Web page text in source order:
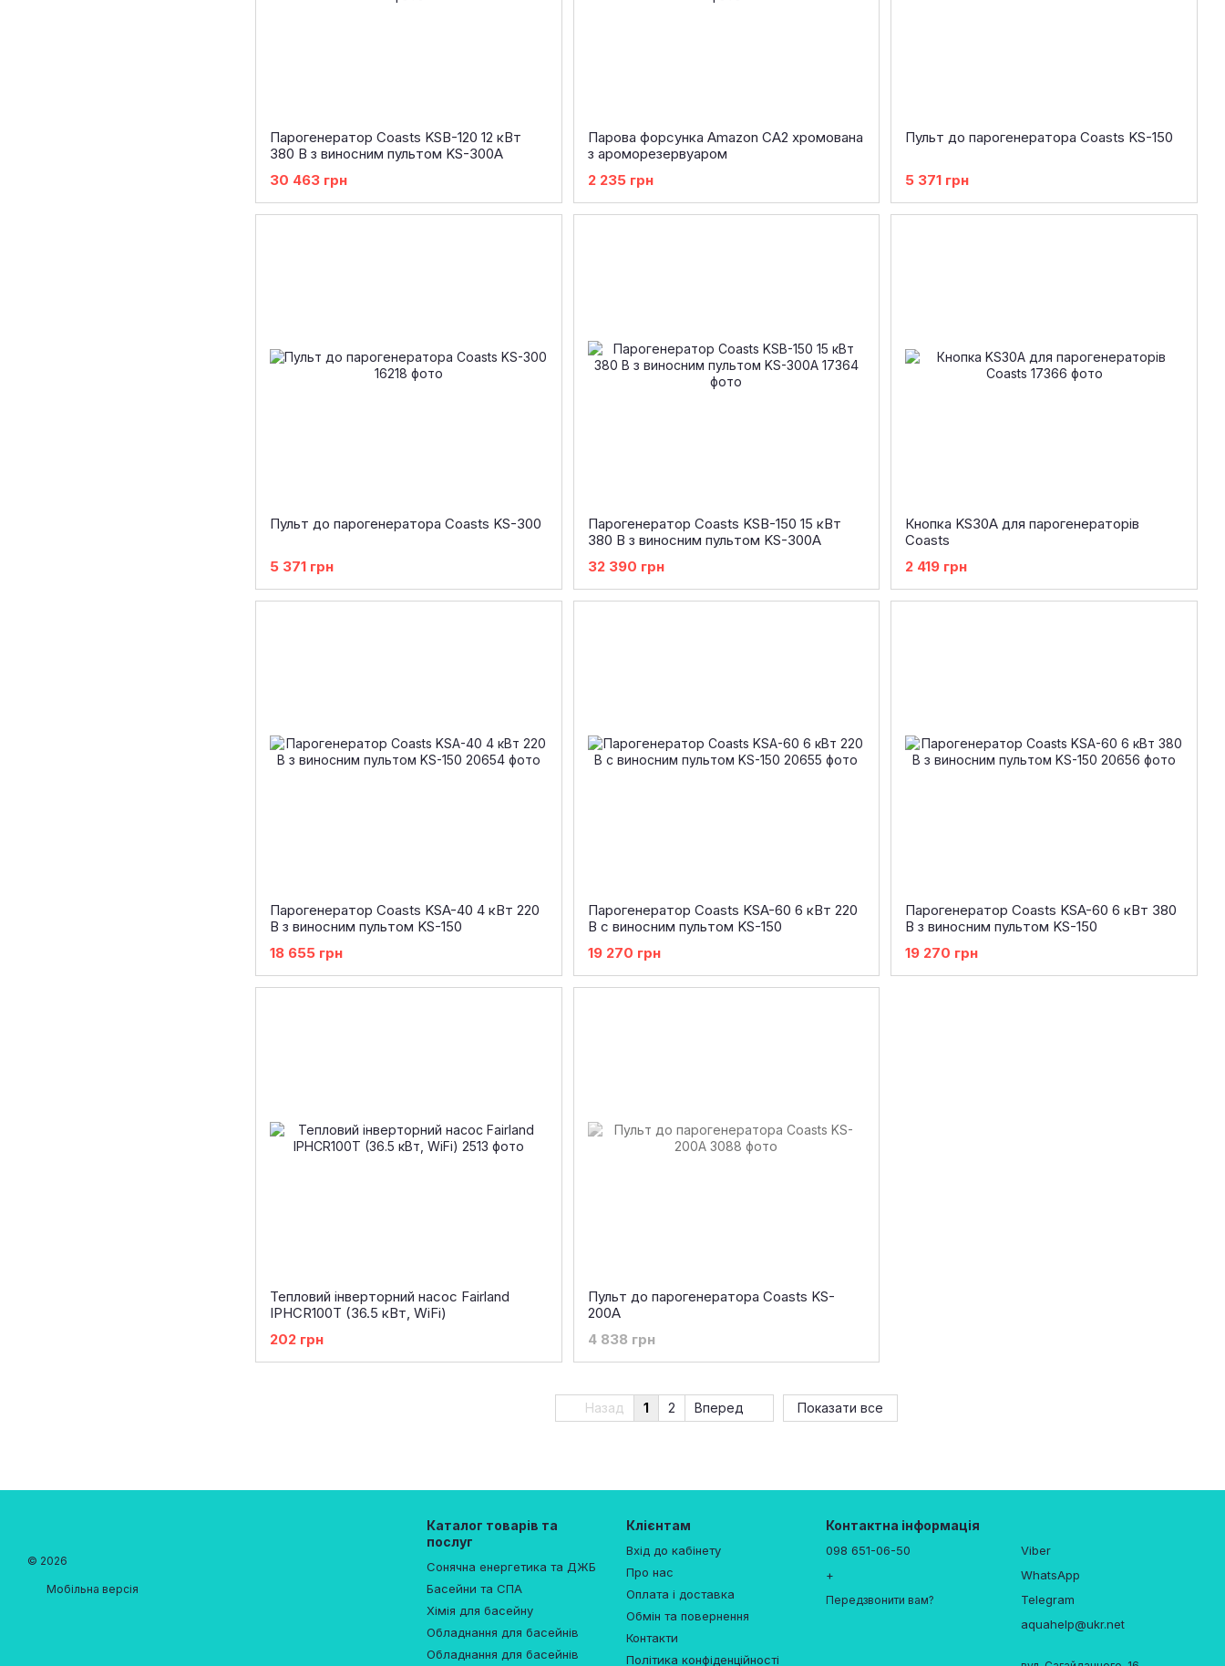
Парогенератор Coasts KSB-120 12 кВт
380 В з виносним пультом KS-300A
30 463 грн
Парова форсунка Amazon CA2 хромована
з ароморезервуаром
2 235 грн
Пульт до парогенератора Coasts KS-150
5 371 грн
Пульт до парогенератора Coasts KS-300
5 371 грн
Парогенератор Coasts KSB-150 15 кВт
380 В з виносним пультом KS-300A
32 390 грн
Кнопка KS30A для парогенераторів
Coasts
2 419 грн
Парогенератор Coasts KSA-40 4 кВт 220
В з виносним пультом KS-150
18 655 грн
Парогенератор Coasts KSA-60 6 кВт 220
В с виносним пультом KS-150
19 270 грн
Парогенератор Coasts KSA-60 6 кВт 380
В з виносним пультом KS-150
19 270 грн
Тепловий інверторний насос Fairland
IPHCR100T (36.5 кВт, WiFi)
202 грн
Пульт до парогенератора Coasts KS-
200A
4 838 грн
Назад 1 2 Вперед Показати все
© 2026
Мобільна версія
Каталог товарів та
послуг
Сонячна енергетика та ДЖБ
Басейни та СПА
Хімія для басейну
Обладнання для басейнів
Обладнання для басейнів
Клієнтам
Вхід до кабінету
Про нас
Оплата і доставка
Обмін та повернення
Контакти
Політика конфіденційності
Контактна інформація
098 651-06-50
+
Передзвонити вам?
Viber
WhatsApp
Telegram
aquahelp@ukr.net